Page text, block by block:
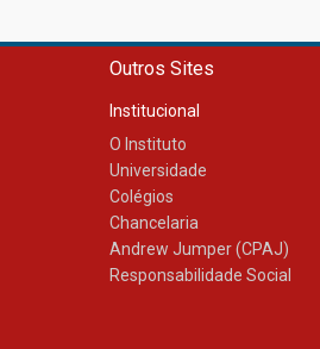
Outros Sites
Institucional
O Instituto
Universidade
Colégios
Chancelaria
Andrew Jumper (CPAJ)
Responsabilidade Social